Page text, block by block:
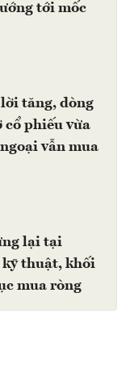
tới mốc
tăng, dòng
cổ phiếu vừa
vẫn mua
lại tại
kỹ thuật, khối
mua ròng